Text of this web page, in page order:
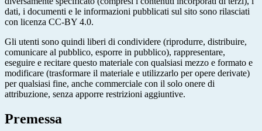
dati, i documenti e le informazioni pubblicati sul sito sono rilasciati
con licenza CC-BY 4.0.
Gli utenti sono quindi liberi di condividere (riprodurre, distribuire,
comunicare al pubblico, esporre in pubblico), rappresentare,
eseguire e recitare questo materiale con qualsiasi mezzo e formato e
modificare (trasformare il materiale e utilizzarlo per opere derivate)
per qualsiasi fine, anche commerciale con il solo onere di
attribuzione, senza apporre restrizioni aggiuntive.
Premessa